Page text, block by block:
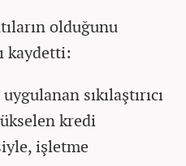
olduğunu
kaydetti:
sıkılaştırıcı
kredi
işletme